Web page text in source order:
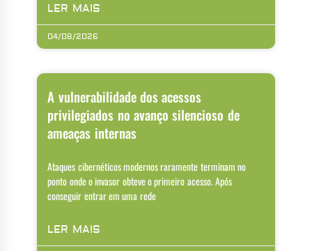
LER MAIS
04/08/2026
A vulnerabilidade dos acessos
privilegiados no avanço silencioso de
ameaças internas
Ataques cibernéticos modernos raramente terminam no
ponto onde o invasor obteve o primeiro acesso. Após
conseguir entrar em uma rede
LER MAIS